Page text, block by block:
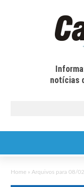
notícias
Home » Arquivos para 08/